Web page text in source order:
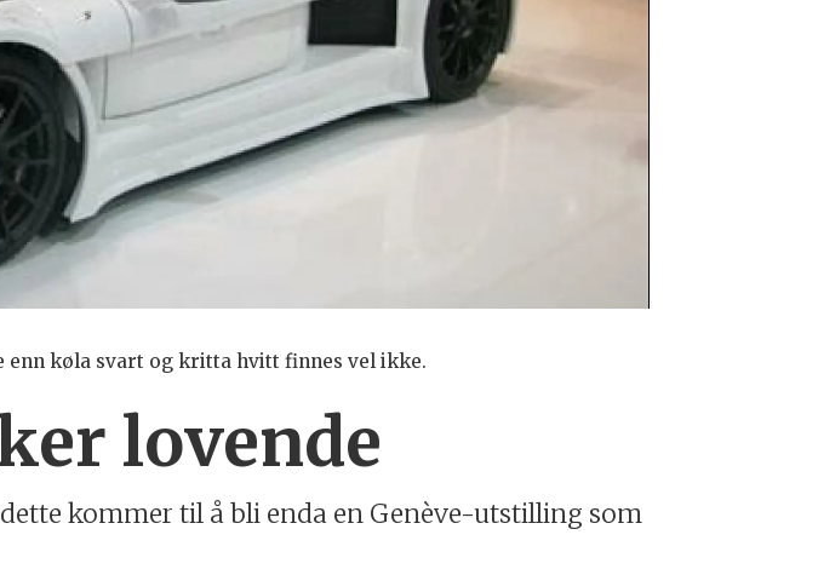
køla svart og kritta hvitt finnes vel ikke.
lovende
kommer til å bli enda en Genève-utstilling som